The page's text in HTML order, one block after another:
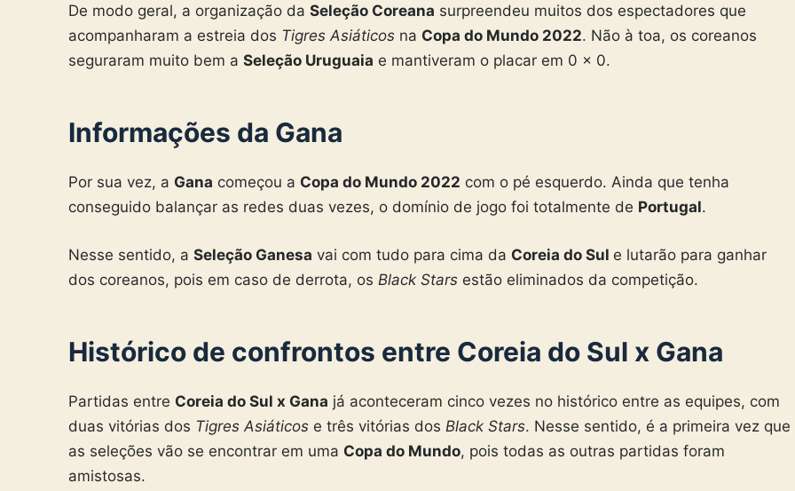
De modo geral, a organização da Seleção Coreana surpreendeu muitos dos espectadores que
acompanharam a estreia dos Tigres Asiáticos na Copa do Mundo 2022. Não à toa, os coreanos
seguraram muito bem a Seleção Uruguaia e mantiveram o placar em 0 x 0.
Informações da Gana
Por sua vez, a Gana começou a Copa do Mundo 2022 com o pé esquerdo. Ainda que tenha
conseguido balançar as redes duas vezes, o domínio de jogo foi totalmente de Portugal.
Nesse sentido, a Seleção Ganesa vai com tudo para cima da Coreia do Sul e lutarão para ganhar
dos coreanos, pois em caso de derrota, os Black Stars estão eliminados da competição.
Histórico de confrontos entre Coreia do Sul x Gana
Partidas entre Coreia do Sul x Gana já aconteceram cinco vezes no histórico entre as equipes, com
duas vitórias dos Tigres Asiáticos e três vitórias dos Black Stars. Nesse sentido, é a primeira vez que
as seleções vão se encontrar em uma Copa do Mundo, pois todas as outras partidas foram
amistosas.